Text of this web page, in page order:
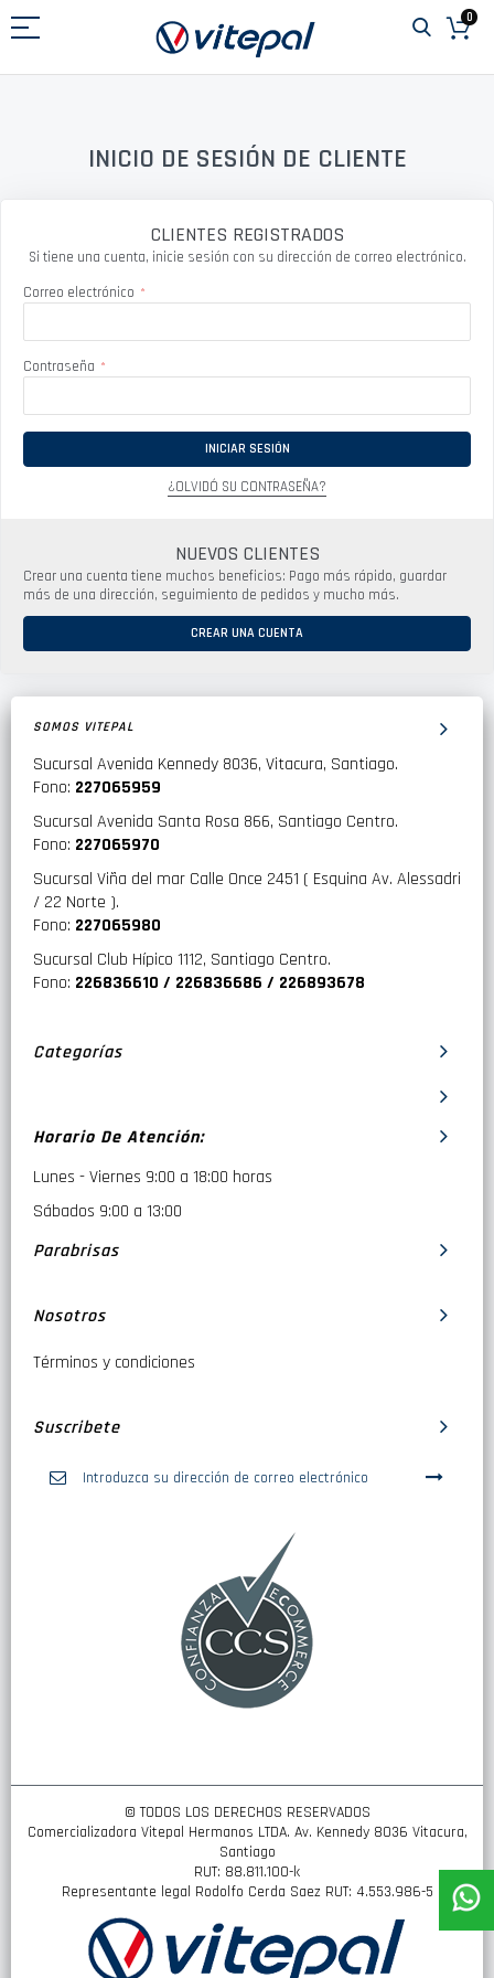
al
0
INICIO DE SESIÓN DE CLIENTE
CLIENTES REGISTRADOS
Si tiene una cuenta, inicie sesión con su dirección de correo electrónico.
Correo electrónico
Contraseña
INICIAR SESIÓN
¿OLVIDÓ SU CONTRASEÑA?
NUEVOS CLIENTES
Crear una cuenta tiene muchos beneficios: Pago más rápido, guardar
más de una dirección, seguimiento de pedidos y mucho más.
CREAR UNA CUENTA
SOMOS VITEPAL
Sucursal Avenida Kennedy 8036, Vitacura, Santiago.
Fono: 227065959
Sucursal Avenida Santa Rosa 866, Santiago Centro.
Fono: 227065970
Sucursal Viña del mar Calle Once 2451 ( Esquina Av. Alessadri
/ 22 Norte ).
Fono: 227065980
Sucursal Club Hípico 1112, Santiago Centro.
Fono: 226836610 / 226836686 / 226893678
Categorías
Horario De Atención:
Lunes - Viernes 9:00 a 18:00 horas
Sábados 9:00 a 13:00
Parabrisas
Nosotros
Términos y condiciones
Suscribete
© TODOS LOS DERECHOS RESERVADOS
Comercializadora Vitepal Hermanos LTDA. Av. Kennedy 8036 Vitacura,
Santiago
RUT: 88.811.100-k
Representante legal Rodolfo Cerda Saez RUT: 4.553.986-5